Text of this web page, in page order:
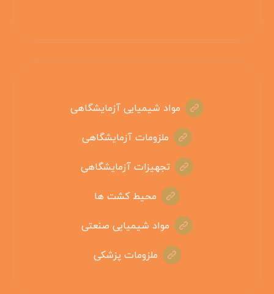
مواد شیمیایی آزمایشگاهی
ملزومات آزمایشگاهی
تجهیزات آزمایشگاهی
محیط کشت ها
مواد شیمیایی صنعتی
ملزومات پزشکی